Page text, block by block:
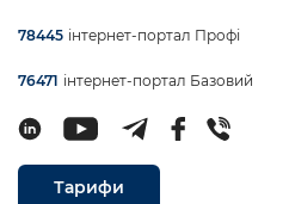
78445 інтернет-портал Профі
76471 інтернет-портал Базовий
Тарифи